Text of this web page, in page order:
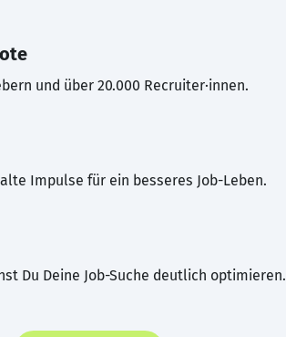
und über 20.000 Recruiter·innen.
Impulse für ein besseres Job-Leben.
Du Deine Job-Suche deutlich optimieren.